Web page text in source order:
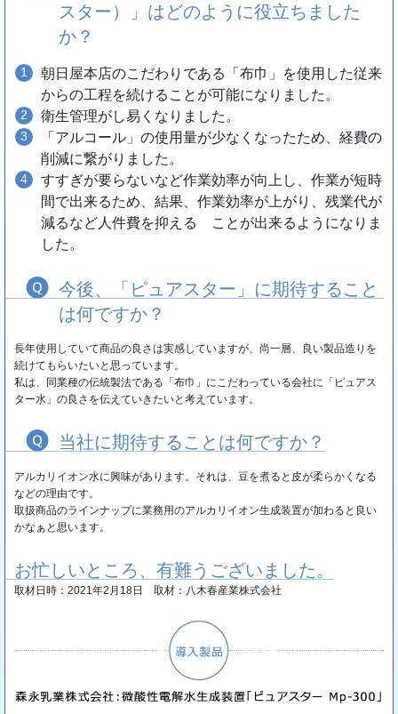
スター）」はどのように役立ちました
か？
朝日屋本店のこだわりである「布巾」を使用した従来
からの工程を続けることが可能になりました。
衛生管理がし易くなりました。
「アルコール」の使用量が少なくなったため、経費の
削減に繋がりました。
すすぎが要らないなど作業効率が向上し、作業が短時
間で出来るため、結果、作業効率が上がり、残業代が
減るなど人件費を抑える ことが出来るようになりま
した。
今後、「ピュアスター」に期待すること
は何ですか？
長年使用していて商品の良さは実感していますが、尚一層、良い製品造りを
続けてもらいたいと思っています。
私は、同業種の伝統製法である「布巾」にこだわっている会社に「ピュアス
ター水」の良さを伝えていきたいと考えています。
当社に期待することは何ですか？
アルカリイオン水に興味があります。それは、豆を煮ると皮が柔らかくなる
などの理由です。
取扱商品のラインナップに業務用のアルカリイオン生成装置が加わると良い
かなぁと思います。
お忙しいところ、有難うございました。
取材日時：2021年2月18日 取材：八木春産業株式会社